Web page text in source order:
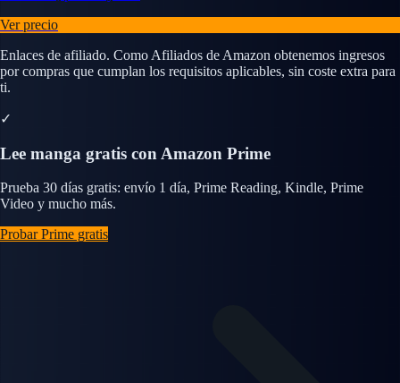
Ver precio
Enlaces de afiliado. Como Afiliados de Amazon obtenemos ingresos
por compras que cumplan los requisitos aplicables, sin coste extra para
ti.
✓
Lee manga gratis con Amazon Prime
Prueba 30 días gratis: envío 1 día, Prime Reading, Kindle, Prime
Video y mucho más.
Probar Prime gratis